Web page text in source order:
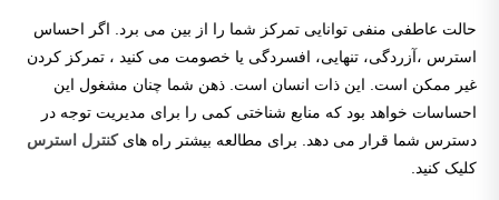
حالت عاطفی منفی توانایی تمرکز شما را از بین می برد. اگر احساس
استرس ،آزردگی، تنهایی، افسردگی یا خصومت می کنید ، تمرکز کردن
غیر ممکن است. این ذات انسان است. ذهن شما چنان مشغول این
احساسات خواهد بود که منابع شناختی کمی را برای مدیریت توجه در
دسترس شما قرار می دهد. برای مطالعه بیشتر راه هایکنترل استرس
کلیک کنید.